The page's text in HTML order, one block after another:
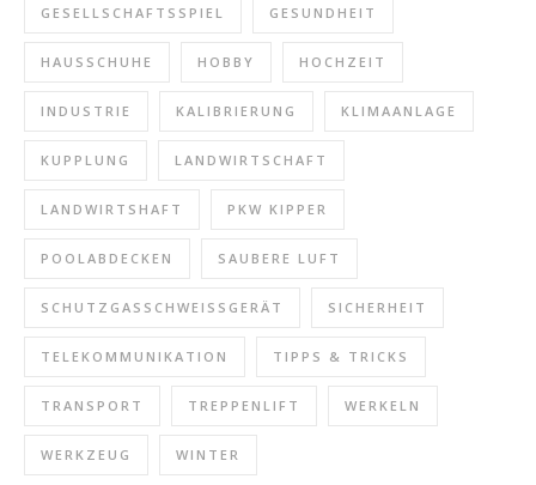
GESELLSCHAFTSSPIEL GESUNDHEIT
HAUSSCHUHE HOBBY HOCHZEIT
INDUSTRIE KALIBRIERUNG KLIMAANLAGE
KUPPLUNG LANDWIRTSCHAFT
LANDWIRTSHAFT PKW KIPPER
POOLABDECKEN SAUBERE LUFT
SCHUTZGASSCHWEISSGERÄT SICHERHEIT
TELEKOMMUNIKATION TIPPS & TRICKS
TRANSPORT TREPPENLIFT WERKELN
WERKZEUG WINTER